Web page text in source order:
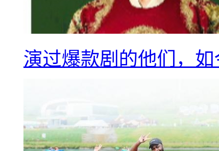
演过爆款剧的他们，